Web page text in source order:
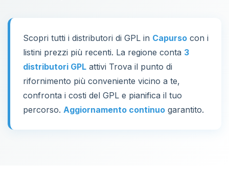
Scopri tutti i distributori di GPL in Capurso con i
listini prezzi più recenti. La regione conta 3
distributori GPL attivi Trova il punto di
rifornimento più conveniente vicino a te,
confronta i costi del GPL e pianifica il tuo
percorso. Aggiornamento continuo garantito.